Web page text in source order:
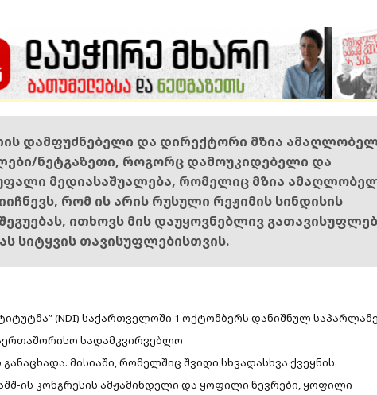
დამფუძნებელი და დირექტორი მზია
ნეტგაზეთი, როგორც დამოუკიდებელი და
მედიასაშუალება, რომელიც მზია
რომ ის არის რუსული რეჟიმის სინდისის
ითხოვს მის დაუყოვნებლივ
სიტყვის თავისუფლებისთვის.
(NDI) საქართველოში 1 ოქტომბერს დანიშნულ
სადამკვირვებლო
მისიაში, რომელშიც შვიდი სხვადასხვა ქვეყნის
ის კონგრესის ამჟამინდელი და ყოფილი წევრები, ყოფილი